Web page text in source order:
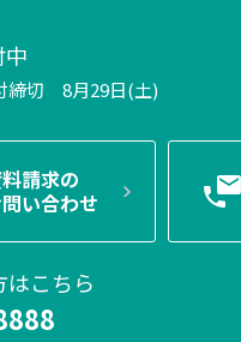
締切 8月29日(土)
請求の
い合わせ
こちら